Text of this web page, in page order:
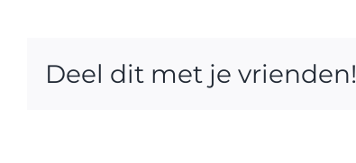
Deel dit met je vrienden!